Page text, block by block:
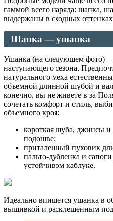
гаммой всего наряда: шапка,
выдержаны в сходных
Шапка — ушанка
Ушанка (на следующем фото)
наступающего сезона.
натурального меха
объемной длинной шубой и
конечно, вы не живете в за
сочетать комфорт и стиль,
объемного кроя:
короткая шуба, джинсы и
подошве;
приталенный пуховик
пальто-дубленка и
устойчивом каблуке.
Идеально впишется ушанка в
вышивкой и расклешенным